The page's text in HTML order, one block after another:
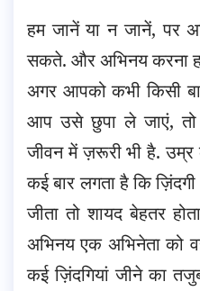
हम जानें या न जानें, पर
सकते. और अभिनय करना
अगर आपको कभी किसी
आप उसे छुपा ले जाएं,
जीवन में ज़रूरी भी है.
कई बार लगता है कि
जीता तो शायद बेहतर
अभिनय एक अभिनेता को
कई ज़िंदगियां जीने का